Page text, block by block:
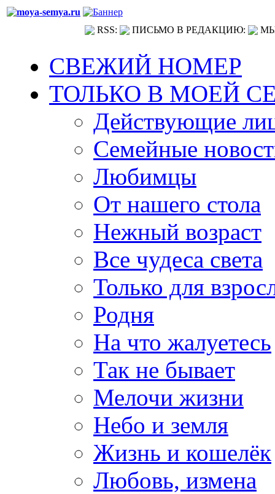
RSS: ПИСЬМО В РЕДАКЦИЮ:
СВЕЖИЙ НОМЕР
ТОЛЬКО В МОЕЙ
Действующие
Семейные
Любимцы
От нашего стола
Нежный возраст
Все чудеса света
Только для
Родня
На что жалуетесь
Так не бывает
Мелочи жизни
Небо и земля
Жизнь и кошелёк
Любовь, измена